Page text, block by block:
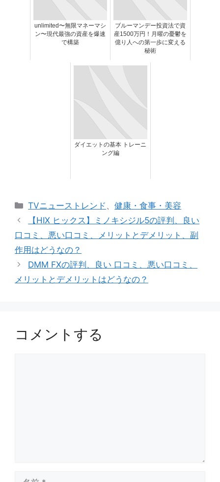
unlimited〜無限マネーマシ
ン〜現代最強の資産を爆速
で構築
ブルーマンデー投資法で資
産1500万円！月曜の憂鬱を
億り人への第一歩に変える
秘術
ダイエットの基本 トレーニ
ング編
カ
テ
リ
ー
TVニューストレンド 、健康・食事・美容
【HIX ヒックス】ミノキシジル5の評判、良い
口コミ、悪い口コミ、メリットとデメリット、副
作用はどうなの？
DMM FXの評判、良い 口コミ、悪い口コミ、
メリットとデメリットはどうなの？
コメントする